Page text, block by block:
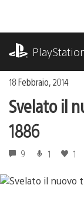
contenuto
18 Febbraio, 2014
Svelato il
1886
9 1 1